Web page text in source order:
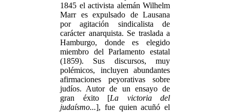
1845 el activista alemán Wilhelm
Marr es expulsado de Lausana
por agitación sindicalista de
carácter anarquista. Se traslada a
Hamburgo, donde es elegido
miembro del Parlamento estatal
(1859). Sus discursos, muy
polémicos, incluyen abundantes
afirmaciones peyorativas sobre
judíos. Autor de un ensayo de
gran éxito [La victoria del
judaísmo...], fue quien acuñó el